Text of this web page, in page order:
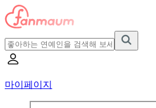
마이페이지